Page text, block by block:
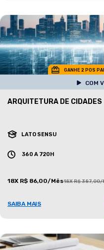
GANHE 2 POS
COM
ARQUITETURA DE CIDADES
LATO SENSU
360 A 720H
18X R$ 86,00/Mês18X R$ 387,00/
SAIBA MAIS